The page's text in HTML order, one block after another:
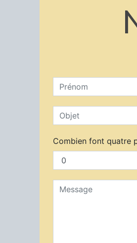
Combien font quatre